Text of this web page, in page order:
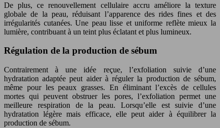
De plus, ce renouvellement cellulaire accru améliore la texture
globale de la peau, réduisant l’apparence des rides fines et des
irrégularités cutanées. Une peau lisse et uniforme reflète mieux la
lumière, contribuant à un teint plus éclatant et plus lumineux.
Régulation de la production de sébum
Contrairement à une idée reçue, l’exfoliation suivie d’une
hydratation adaptée peut aider à réguler la production de sébum,
même pour les peaux grasses. En éliminant l’excès de cellules
mortes qui peuvent obstruer les pores, l’exfoliation permet une
meilleure respiration de la peau. Lorsqu’elle est suivie d’une
hydratation légère mais efficace, elle peut aider à équilibrer la
production de sébum.